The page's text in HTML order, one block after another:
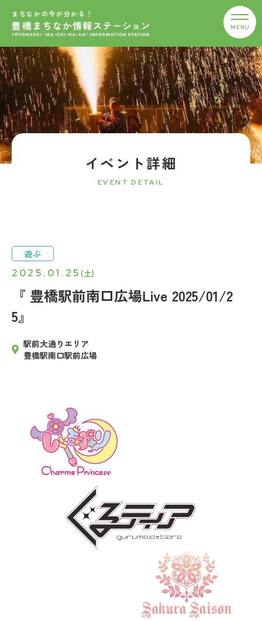
まちなかの今が分かる！
イベント詳細
EVENT DETAIL
『 豊橋駅前南口広場Live 2025/01/2
5』
2025.01.25 (土)
遊ぶ
駅前大通りエリア
豊橋駅南口駅前広場